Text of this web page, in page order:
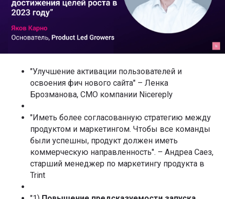
"Улучшение активации пользователей и
освоения фич нового сайта" – Ленка
Брозманова, CMO компании Nicereply
"Иметь более согласованную стратегию между
продуктом и маркетингом. Чтобы все команды
были успешны, продукт должен иметь
коммерческую направленность". – Андреа Саез,
старший менеджер по маркетингу продукта в
Trint